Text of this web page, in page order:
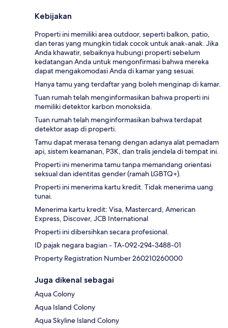
Kebijakan
Properti ini memiliki area outdoor, seperti balkon, patio,
dan teras yang mungkin tidak cocok untuk anak-anak. Jika
Anda khawatir, sebaiknya hubungi properti sebelum
kedatangan Anda untuk mengonfirmasi bahwa mereka
dapat mengakomodasi Anda di kamar yang sesuai.
Hanya tamu yang terdaftar yang boleh menginap di kamar.
Tuan rumah telah menginformasikan bahwa properti ini
memiliki detektor karbon monoksida.
Tuan rumah telah menginformasikan bahwa terdapat
detektor asap di properti.
Tamu dapat merasa tenang dengan adanya alat pemadam
api, sistem keamanan, P3K, dan tralis jendela di tempat ini.
Properti ini menerima tamu tanpa memandang orientasi
seksual dan identitas gender (ramah LGBTQ+).
Properti ini menerima kartu kredit. Tidak menerima uang
tunai.
Menerima kartu kredit: Visa, Mastercard, American
Express, Discover, JCB International
Properti ini dibersihkan secara profesional.
ID pajak negara bagian - TA-092-294-3488-01
Property Registration Number 260210260000
Juga dikenal sebagai
Aqua Colony
Aqua Island Colony
Aqua Skyline Island Colony